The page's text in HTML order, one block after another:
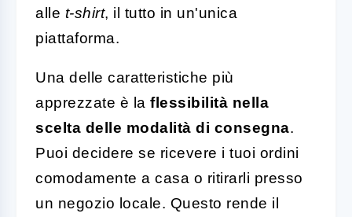
alle t-shirt, il tutto in un'unica
piattaforma.
Una delle caratteristiche più
apprezzate è la flessibilità nella
scelta delle modalità di consegna.
Puoi decidere se ricevere i tuoi ordini
comodamente a casa o ritirarli presso
un negozio locale. Questo rende il